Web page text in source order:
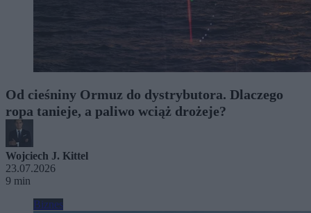
Od cieśniny Ormuz do dystrybutora. Dlaczego
ropa tanieje, a paliwo wciąż drożeje?
Wojciech J. Kittel
23.07.2026
9 min
Biznes